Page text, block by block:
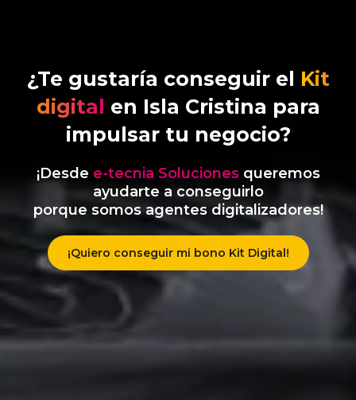
¿Te gustaría conseguir el Kit
digital en Isla Cristina para
impulsar tu negocio?
¡Desde e-tecnia Solucionesqueremos
ayudarte a conseguirlo
porque somos agentes digitalizadores!
¡Quiero conseguir mi bono Kit Digital!